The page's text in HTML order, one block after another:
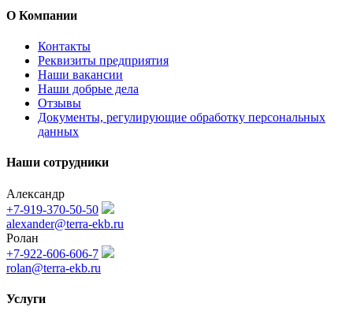
О Компании
Контакты
Реквизиты предприятия
Наши вакансии
Наши добрые дела
Отзывы
Документы, регулирующие обработку персональных
данных
Наши сотрудники
Александр
+7-919-370-50-50
alexander@terra-ekb.ru
Ролан
+7-922-606-606-7
rolan@terra-ekb.ru
Услуги